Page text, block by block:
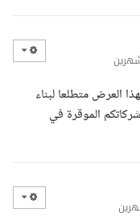
العرض متطلعا لبناء
الموقرة في